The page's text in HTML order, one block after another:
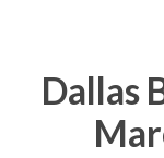
Dallas